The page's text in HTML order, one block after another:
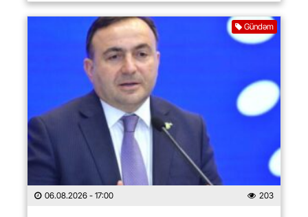
Gündəm
06.08.2026 - 17:00 203